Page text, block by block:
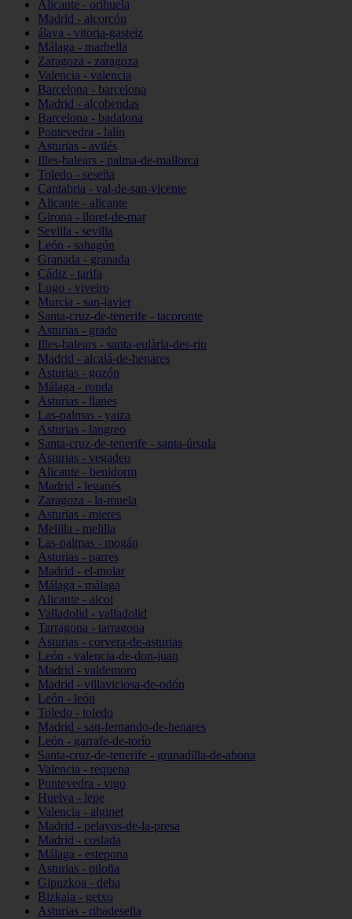
Alicante - orihuela
Madrid - alcorcón
álava - vitoria-gasteiz
Málaga - marbella
Zaragoza - zaragoza
Valencia - valencia
Barcelona - barcelona
Madrid - alcobendas
Barcelona - badalona
Pontevedra - lalín
Asturias - avilés
Illes-balears - palma-de-mallorca
Toledo - seseña
Cantabria - val-de-san-vicente
Alicante - alicante
Girona - lloret-de-mar
Sevilla - sevilla
León - sahagún
Granada - granada
Cádiz - tarifa
Lugo - viveiro
Murcia - san-javier
Santa-cruz-de-tenerife - tacoronte
Asturias - grado
Illes-balears - santa-eulària-des-riu
Madrid - alcalá-de-henares
Asturias - gozón
Málaga - ronda
Asturias - llanes
Las-palmas - yaiza
Asturias - langreo
Santa-cruz-de-tenerife - santa-úrsula
Asturias - vegadeo
Alicante - benidorm
Madrid - leganés
Zaragoza - la-muela
Asturias - mieres
Melilla - melilla
Las-palmas - mogán
Asturias - parres
Madrid - el-molar
Málaga - málaga
Alicante - alcoi
Valladolid - valladolid
Tarragona - tarragona
Asturias - corvera-de-asturias
León - valencia-de-don-juan
Madrid - valdemoro
Madrid - villaviciosa-de-odón
León - león
Toledo - toledo
Madrid - san-fernando-de-henares
León - garrafe-de-torío
Santa-cruz-de-tenerife - granadilla-de-abona
Valencia - requena
Pontevedra - vigo
Huelva - lepe
Valencia - alginet
Madrid - pelayos-de-la-presa
Madrid - coslada
Málaga - estepona
Asturias - piloña
Gipuzkoa - deba
Bizkaia - getxo
Asturias - ribadesella